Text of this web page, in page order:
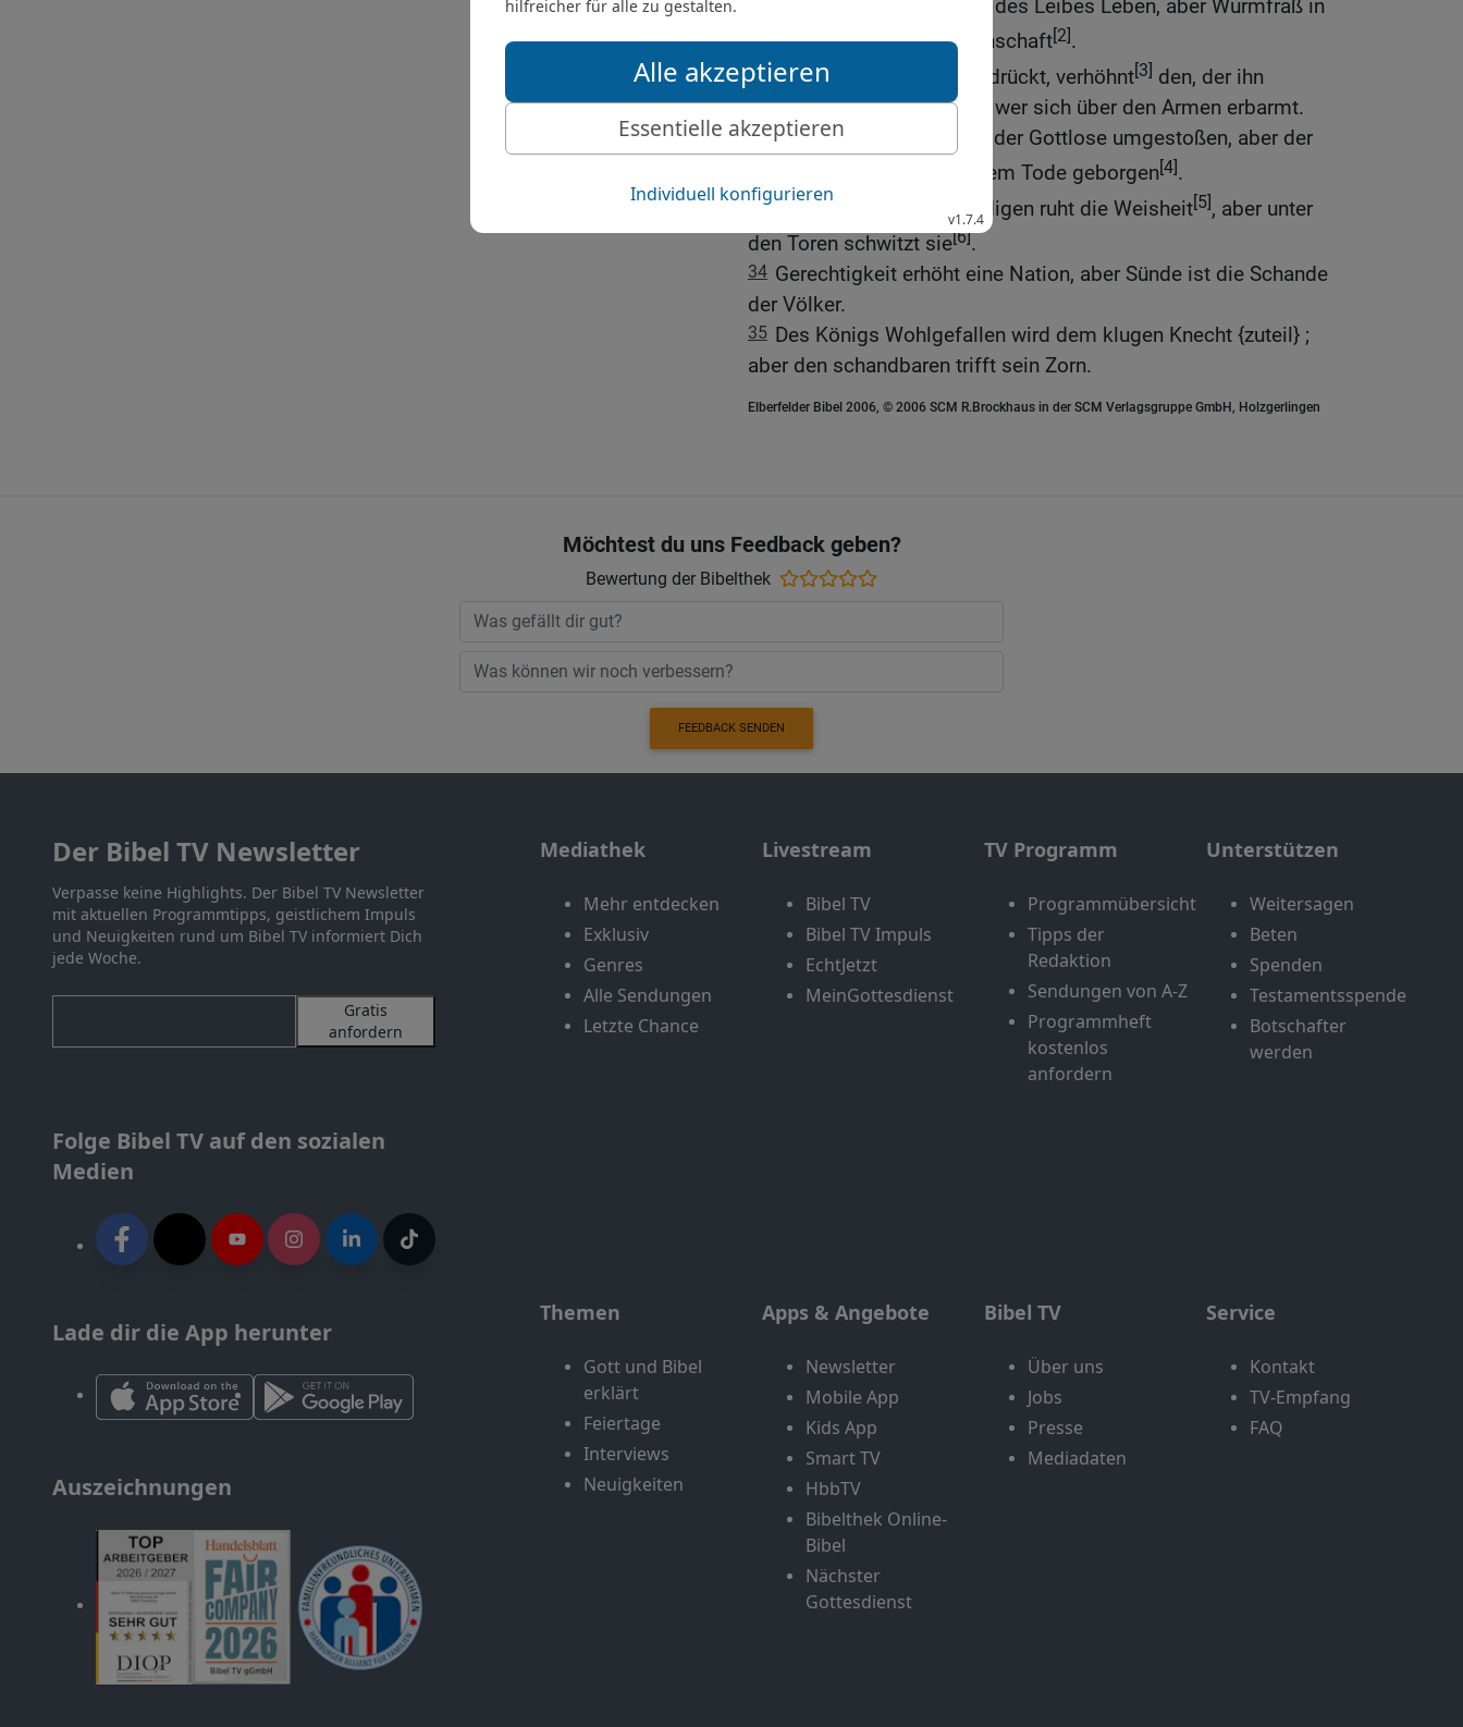
Ein gelassenes Herz ist des Leibes Leben, aber Wurmfraß in
den Knochen ist die Leidenschaft[2].
31 Wer den Geringen unterdrückt, verhöhnt[3] den, der ihn
gemacht hat; aber ihn ehrt, wer sich über den Armen erbarmt.
32 In seinem Unglück wird der Gottlose umgestoßen, aber der
Gerechte ist {noch} in seinem Tode geborgen[4].
33 Im Herzen des Verständigen ruht die Weisheit[5], aber unter
den Toren schwitzt sie[6].
34 Gerechtigkeit erhöht eine Nation, aber Sünde ist die Schande
der Völker.
35 Des Königs Wohlgefallen wird dem klugen Knecht {zuteil} ;
aber den schandbaren trifft sein Zorn.
Elberfelder Bibel 2006, © 2006 SCM R.Brockhaus in der SCM Verlagsgruppe GmbH, Holzgerlingen
Möchtest du uns Feedback geben?
Bewertung der Bibelthek
FEEDBACK SENDEN
Der Bibel TV Newsletter
Verpasse keine Highlights. Der Bibel TV Newsletter
mit aktuellen Programmtipps, geistlichem Impuls
und Neuigkeiten rund um Bibel TV informiert Dich
jede Woche.
Gratis
anfordern
Folge Bibel TV auf den sozialen
Medien
Lade dir die App herunter
Auszeichnungen
Mediathek
Mehr entdecken
Exklusiv
Genres
Alle Sendungen
Letzte Chance
Livestream
Bibel TV
Bibel TV Impuls
EchtJetzt
MeinGottesdienst
TV Programm
Programmübersicht
Tipps der
Redaktion
Sendungen von A-Z
Programmheft
kostenlos
anfordern
Unterstützen
Weitersagen
Beten
Spenden
Testamentsspende
Botschafter
werden
Themen
Gott und Bibel
erklärt
Feiertage
Interviews
Neuigkeiten
Apps & Angebote
Newsletter
Mobile App
Kids App
Smart TV
HbbTV
Bibelthek Online-
Bibel
Nächster
Gottesdienst
Bibel TV
Über uns
Jobs
Presse
Mediadaten
Service
Kontakt
TV-Empfang
FAQ